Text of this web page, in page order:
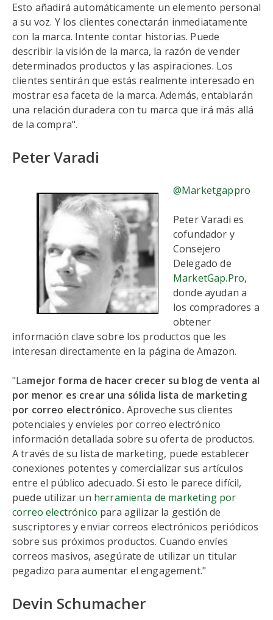
Esto añadirá automáticamente un elemento personal
a su voz. Y los clientes conectarán inmediatamente
con la marca. Intente contar historias. Puede
describir la visión de la marca, la razón de vender
determinados productos y las aspiraciones. Los
clientes sentirán que estás realmente interesado en
mostrar esa faceta de la marca. Además, entablarán
una relación duradera con tu marca que irá más allá
de la compra".
Peter Varadi
@Marketgappro
Peter Varadi es
cofundador y
Consejero
Delegado de
MarketGap.Pro,
donde ayudan a
los compradores a
obtener
información clave sobre los productos que les
interesan directamente en la página de Amazon.
"Lamejor forma de hacer crecer su blog de venta al
por menor es crear una sólida lista de marketing
por correo electrónico. Aproveche sus clientes
potenciales y envíeles por correo electrónico
información detallada sobre su oferta de productos.
A través de su lista de marketing, puede establecer
conexiones potentes y comercializar sus artículos
entre el público adecuado. Si esto le parece difícil,
puede utilizar un herramienta de marketing por
correo electrónico para agilizar la gestión de
suscriptores y enviar correos electrónicos periódicos
sobre sus próximos productos. Cuando envíes
correos masivos, asegúrate de utilizar un titular
pegadizo para aumentar el engagement."
Devin Schumacher